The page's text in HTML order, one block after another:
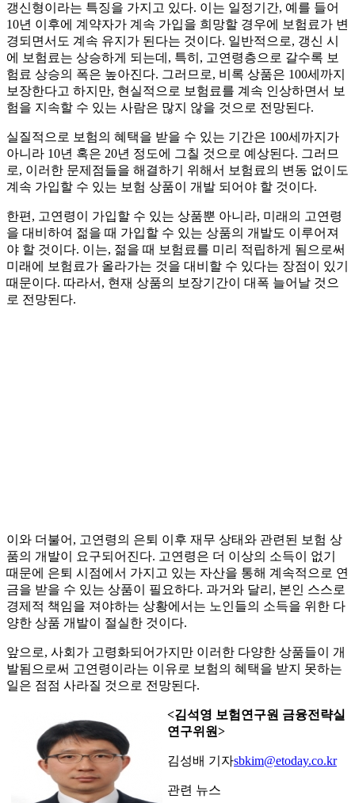
갱신형이라는 특징을 가지고 있다. 이는 일정기간, 예를 들어
10년 이후에 계약자가 계속 가입을 희망할 경우에 보험료가 변
경되면서도 계속 유지가 된다는 것이다. 일반적으로, 갱신 시
에 보험료는 상승하게 되는데, 특히, 고연령층으로 갈수록 보
험료 상승의 폭은 높아진다. 그러므로, 비록 상품은 100세까지
보장한다고 하지만, 현실적으로 보험료를 계속 인상하면서 보
험을 지속할 수 있는 사람은 많지 않을 것으로 전망된다.
실질적으로 보험의 혜택을 받을 수 있는 기간은 100세까지가
아니라 10년 혹은 20년 정도에 그칠 것으로 예상된다. 그러므
로, 이러한 문제점들을 해결하기 위해서 보험료의 변동 없이도
계속 가입할 수 있는 보험 상품이 개발 되어야 할 것이다.
한편, 고연령이 가입할 수 있는 상품뿐 아니라, 미래의 고연령
을 대비하여 젊을 때 가입할 수 있는 상품의 개발도 이루어져
야 할 것이다. 이는, 젊을 때 보험료를 미리 적립하게 됨으로써
미래에 보험료가 올라가는 것을 대비할 수 있다는 장점이 있기
때문이다. 따라서, 현재 상품의 보장기간이 대폭 늘어날 것으
로 전망된다.
이와 더불어, 고연령의 은퇴 이후 재무 상태와 관련된 보험 상
품의 개발이 요구되어진다. 고연령은 더 이상의 소득이 없기
때문에 은퇴 시점에서 가지고 있는 자산을 통해 계속적으로 연
금을 받을 수 있는 상품이 필요하다. 과거와 달리, 본인 스스로
경제적 책임을 져야하는 상황에서는 노인들의 소득을 위한 다
양한 상품 개발이 절실한 것이다.
앞으로, 사회가 고령화되어가지만 이러한 다양한 상품들이 개
발됨으로써 고연령이라는 이유로 보험의 혜택을 받지 못하는
일은 점점 사라질 것으로 전망된다.
<김석영 보험연구원 금융전략실
연구위원>
김성배 기자sbkim@etoday.co.kr
관련 뉴스